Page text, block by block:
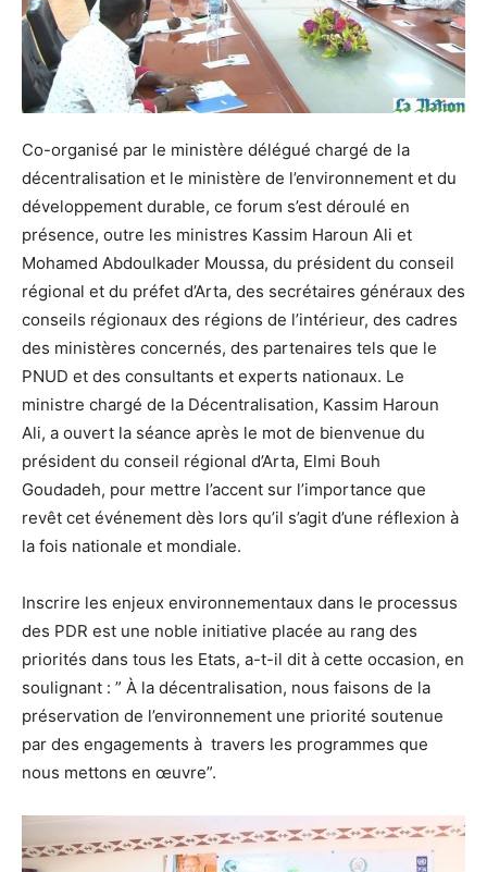
Co-organisé par le ministère délégué chargé de la
décentralisation et le ministère de l’environnement et du
développement durable, ce forum s’est déroulé en
présence, outre les ministres Kassim Haroun Ali et
Mohamed Abdoulkader Moussa, du président du conseil
régional et du préfet d’Arta, des secrétaires généraux des
conseils régionaux des régions de l’intérieur, des cadres
des ministères concernés, des partenaires tels que le
PNUD et des consultants et experts nationaux. Le
ministre chargé de la Décentralisation, Kassim Haroun
Ali, a ouvert la séance après le mot de bienvenue du
président du conseil régional d’Arta, Elmi Bouh
Goudadeh, pour mettre l’accent sur l’importance que
revêt cet événement dès lors qu’il s’agit d’une réflexion à
la fois nationale et mondiale.
Inscrire les enjeux environnementaux dans le processus
des PDR est une noble initiative placée au rang des
priorités dans tous les Etats, a-t-il dit à cette occasion, en
soulignant : ” À la décentralisation, nous faisons de la
préservation de l’environnement une priorité soutenue
par des engagements à travers les programmes que
nous mettons en œuvre”.